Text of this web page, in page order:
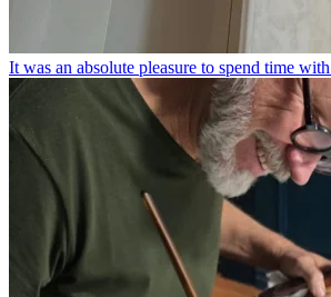
It was an absolute pleasure to spend time